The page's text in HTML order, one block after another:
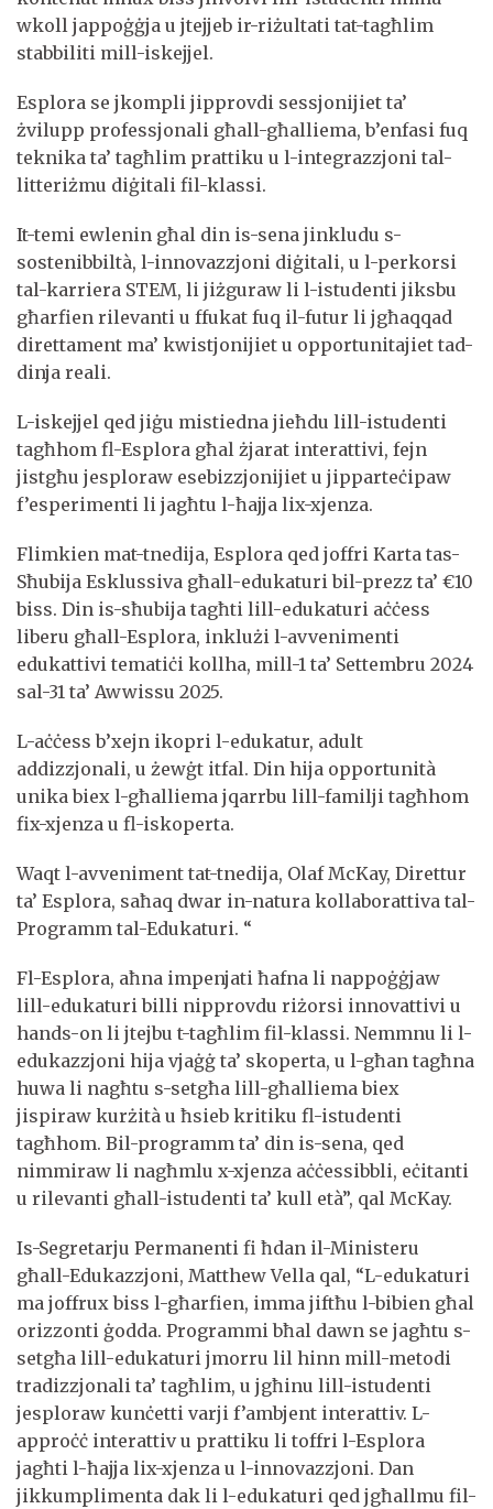
wkoll jappoġġja u jtejjeb ir-riżultati tat-tagħlim
stabbiliti mill-iskejjel.
Esplora se jkompli jipprovdi sessjonijiet ta’
żvilupp professjonali għall-għalliema, b’enfasi fuq
teknika ta’ tagħlim prattiku u l-integrazzjoni tal-
litteriżmu diġitali fil-klassi.
It-temi ewlenin għal din is-sena jinkludu s-
sostenibbiltà, l-innovazzjoni diġitali, u l-perkorsi
tal-karriera STEM, li jiżguraw li l-istudenti jiksbu
għarfien rilevanti u ffukat fuq il-futur li jgħaqqad
direttament ma’ kwistjonijiet u opportunitajiet tad-
dinja reali.
L-iskejjel qed jiġu mistiedna jieħdu lill-istudenti
tagħhom fl-Esplora għal żjarat interattivi, fejn
jistgħu jesploraw esebizzjonijiet u jipparteċipaw
f’esperimenti li jagħtu l-ħajja lix-xjenza.
Flimkien mat-tnedija, Esplora qed joffri Karta tas-
Sħubija Esklussiva għall-edukaturi bil-prezz ta’ €10
biss. Din is-sħubija tagħti lill-edukaturi aċċess
liberu għall-Esplora, inklużi l-avvenimenti
edukattivi tematiċi kollha, mill-1 ta’ Settembru 2024
sal-31 ta’ Awwissu 2025.
L-aċċess b’xejn ikopri l-edukatur, adult
addizzjonali, u żewġt itfal. Din hija opportunità
unika biex l-għalliema jqarrbu lill-familji tagħhom
fix-xjenza u fl-iskoperta.
Waqt l-avveniment tat-tnedija, Olaf McKay, Direttur
ta’ Esplora, saħaq dwar in-natura kollaborattiva tal-
Programm tal-Edukaturi. “
Fl-Esplora, aħna impenjati ħafna li nappoġġjaw
lill-edukaturi billi nipprovdu riżorsi innovattivi u
hands-on li jtejbu t-tagħlim fil-klassi. Nemmnu li l-
edukazzjoni hija vjaġġ ta’ skoperta, u l-għan tagħna
huwa li nagħtu s-setgħa lill-għalliema biex
jispiraw kurżità u ħsieb kritiku fl-istudenti
tagħhom. Bil-programm ta’ din is-sena, qed
nimmiraw li nagħmlu x-xjenza aċċessibbli, eċitanti
u rilevanti għall-istudenti ta’ kull età”, qal McKay.
Is-Segretarju Permanenti fi ħdan il-Ministeru
għall-Edukazzjoni, Matthew Vella qal, “L-edukaturi
ma joffrux biss l-għarfien, imma jiftħu l-bibien għal
orizzonti ġodda. Programmi bħal dawn se jagħtu s-
setgħa lill-edukaturi jmorru lil hinn mill-metodi
tradizzjonali ta’ tagħlim, u jgħinu lill-istudenti
jesploraw kunċetti varji f’ambjent interattiv. L-
approċċ interattiv u prattiku li toffri l-Esplora
jagħti l-ħajja lix-xjenza u l-innovazzjoni. Dan
jikkumplimenta dak li l-edukaturi qed jgħallmu fil-